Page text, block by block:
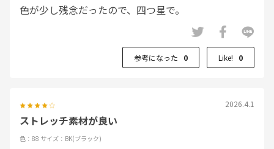
色が少し残念だったので、四つ星で。
参考になった 0 Like! 0
2026.4.1
ストレッチ素材が良い
色：88 サイズ：BK(ブラック)